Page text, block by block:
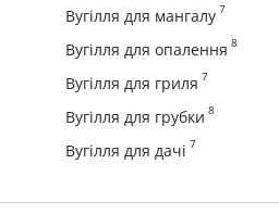
Вугілля для мангалу 7
Вугілля для опалення 8
Вугілля для гриля 7
Вугілля для грубки 8
Вугілля для дачі 7